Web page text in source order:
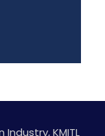
KMITL